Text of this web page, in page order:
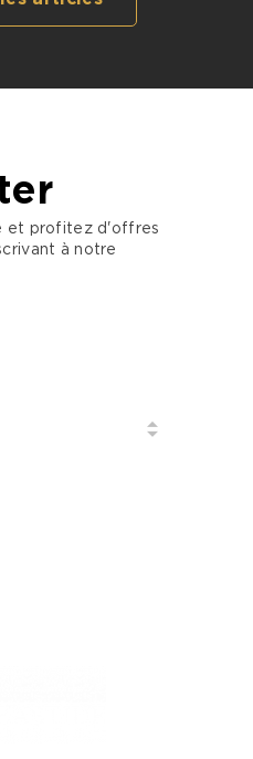
et profitez d'offres
à notre